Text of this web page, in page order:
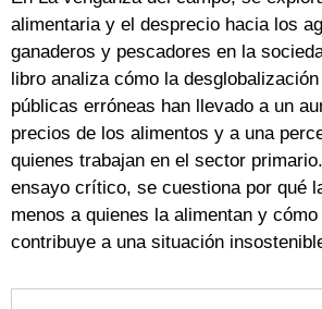
alimentaria y el desprecio hacia los
ganaderos y pescadores en la
libro analiza cómo la
públicas erróneas han llevado a un
precios de los alimentos y a una
quienes trabajan en el sector
ensayo crítico, se cuestiona por qué
menos a quienes la alimentan y
contribuye a una situación